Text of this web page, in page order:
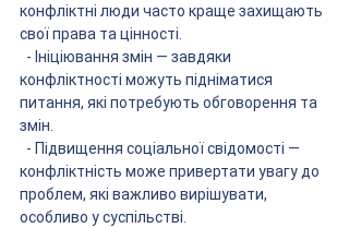
конфліктні люди часто краще захищають
свої права та цінності.
конфліктності можуть підніматися
питання, які потребують обговорення та
змін.
конфліктність може привертати увагу до
проблем, які важливо вирішувати,
особливо у суспільстві.